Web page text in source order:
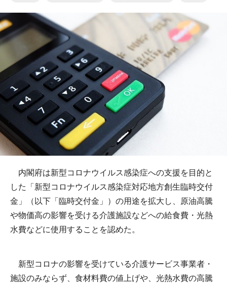
内閣府は新型コロナウイルス感染症への支援を目的と
した「新型コロナウイルス感染症対応地方創生臨時交付
金」（以下「臨時交付金」）の用途を拡大し、原油高騰
や物価高の影響を受ける介護施設などへの給食費・光熱
水費などに使用することを認めた。
新型コロナの影響を受けている介護サービス事業者・
施設のみならず、食材料費の値上げや、光熱水費の高騰